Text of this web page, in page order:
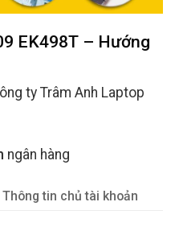
EK498T – Hướng
ty Trâm Anh Laptop
ngân hàng
Thông tin chủ tài khoản